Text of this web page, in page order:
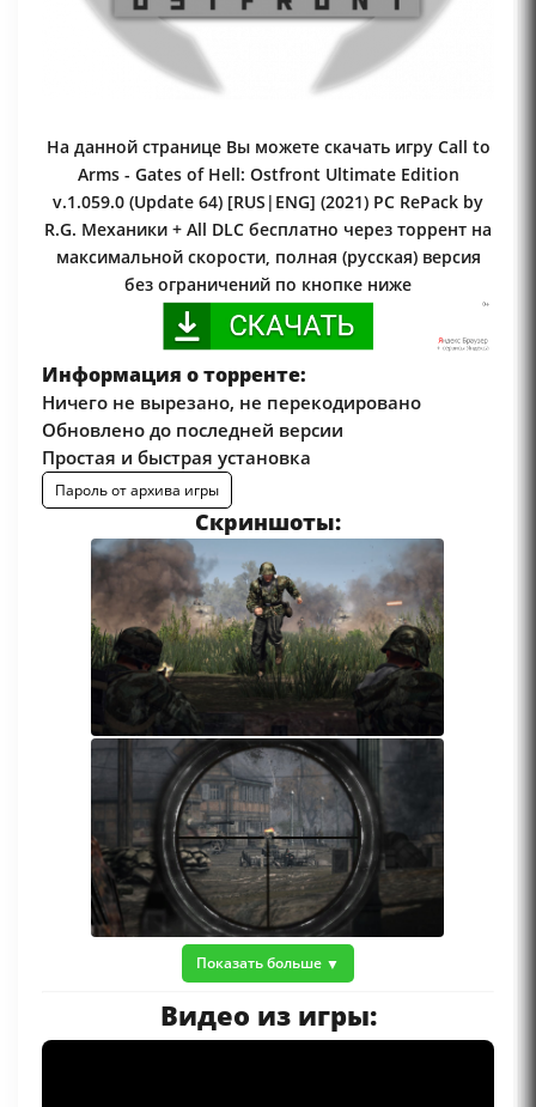
На данной странице Вы можете скачать игру Call to
Arms - Gates of Hell: Ostfront Ultimate Edition
v.1.059.0 (Update 64) [RUS|ENG] (2021) PC RePack by
R.G. Механики + All DLC бесплатно через торрент на
максимальной скорости, полная (русская) версия
без ограничений по кнопке ниже
Информация о торренте:
Ничего не вырезано, не перекодировано
Обновлено до последней версии
Простая и быстрая установка
Пароль от архива игры
Скриншоты:
Показать больше
Видео из игры: